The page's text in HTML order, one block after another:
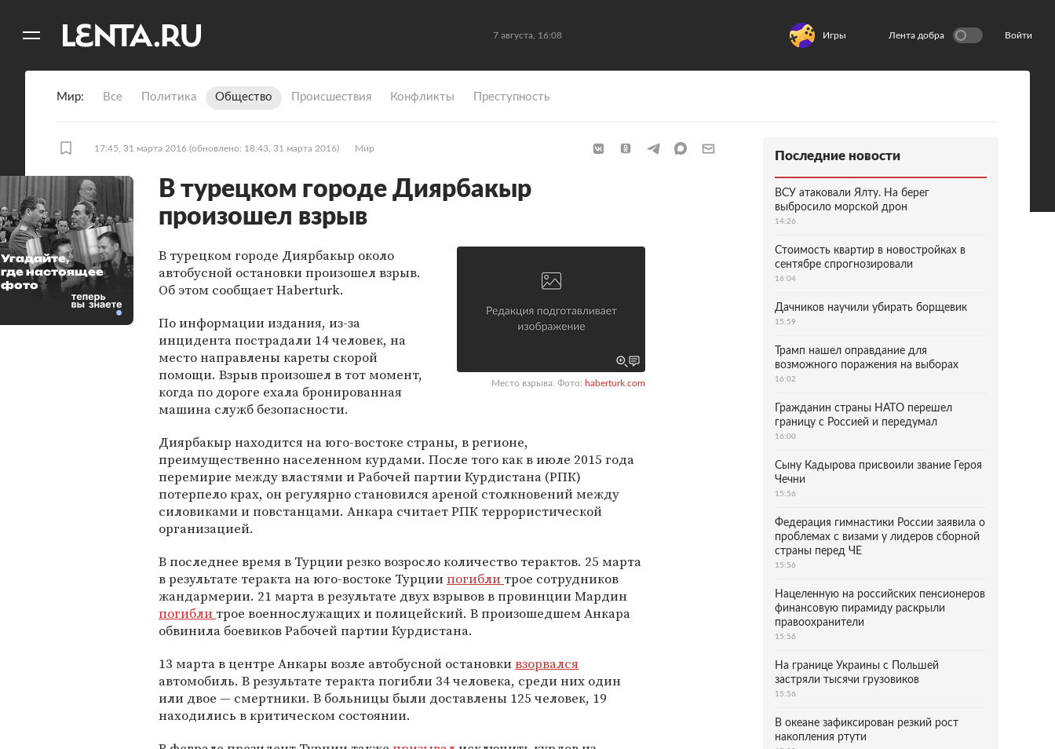
7 августа, 16:08 Игры Лента добра Войти
Мир Все Политика Общество Происшествия Конфликты Преступность
17:45, 31 марта 2016 (обновлено: 18:43, 31 марта 2016) Мир
В турецком городе Диярбакыр
произошел взрыв
Место взрыва. Фото: haberturk.com
В турецком городе Диярбакыр около
автобусной остановки произошел взрыв.
Об этом сообщает Haberturk.
По информации издания, из-за
инцидента пострадали 14 человек, на
место направлены кареты скорой
помощи. Взрыв произошел в тот момент,
когда по дороге ехала бронированная
машина служб безопасности.
Диярбакыр находится на юго-востоке страны, в регионе,
преимущественно населенном курдами. После того как в июле 2015 года
перемирие между властями и Рабочей партии Курдистана (РПК)
потерпело крах, он регулярно становился ареной столкновений между
силовиками и повстанцами. Анкара считает РПК террористической
организацией.
В последнее время в Турции резко возросло количество терактов. 25 марта
в результате теракта на юго-востоке Турциипогибли трое сотрудников
жандармерии. 21 марта в результате двух взрывов в провинции Мардин
погибли трое военнослужащих и полицейский. В произошедшем Анкара
обвинила боевиков Рабочей партии Курдистана.
13 марта в центре Анкары возле автобусной остановкивзорвался
автомобиль. В результате теракта погибли 34 человека, среди них один
или двое — смертники. В больницы были доставлены 125 человек, 19
находились в критическом состоянии.
Угадайте,
где настоящее
фото
Последние новости
ВСУ атаковали Ялту. На берег
выбросило морской дрон
14:26
Стоимость квартир в новостройках в
сентябре спрогнозировали
16:04
Дачников научили убирать борщевик
15:59
Трамп нашел оправдание для
возможного поражения на выборах
16:02
Гражданин страны НАТО перешел
границу с Россией и передумал
16:00
Сыну Кадырова присвоили звание Героя
Чечни
15:56
Федерация гимнастики России заявила о
проблемах с визами у лидеров сборной
страны перед ЧЕ
15:56
Нацеленную на российских пенсионеров
финансовую пирамиду раскрыли
правоохранители
15:56
На границе Украины с Польшей
застряли тысячи грузовиков
15:56
В океане зафиксирован резкий рост
накопления ртути